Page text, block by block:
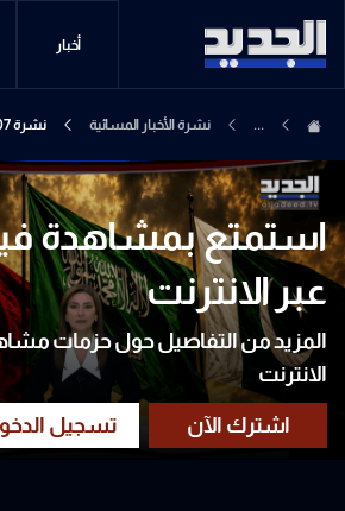
أخبار
... نشرة الأخبار المسائية نشرة 07-08-2026
استمتع بمشاهدة
عبر الانترنت
المزيد من التفاصيل حول حزمات
الانترنت